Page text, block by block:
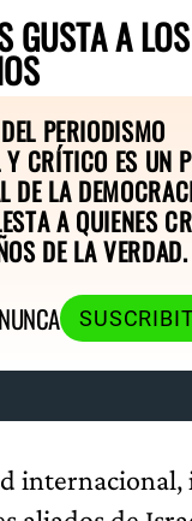
GUSTA A LOS
PERIODISMO
Y CRÍTICO ES UN
DE LA
A QUIENES
DE LA VERDAD.
internacional,